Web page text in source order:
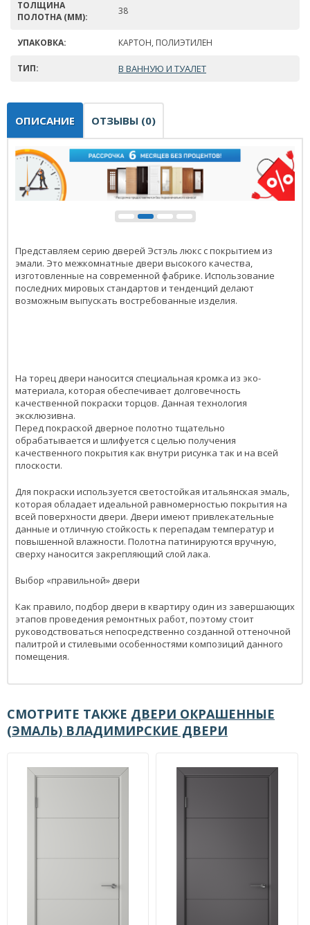
ТОЛЩИНА
ПОЛОТНА (ММ):
38
УПАКОВКА: КАРТОН, ПОЛИЭТИЛЕН
ТИП: В ВАННУЮ И ТУАЛЕТ
ОПИСАНИЕ ОТЗЫВЫ (0)
Представляем серию дверей Эстэль люкс с покрытием из
эмали. Это межкомнатные двери высокого качества,
изготовленные на современной фабрике. Использование
последних мировых стандартов и тенденций делают
возможным выпускать востребованные изделия.
На торец двери наносится специальная кромка из эко-
материала, которая обеспечивает долговечность
качественной покраски торцов. Данная технология
эксклюзивна.
Перед покраской дверное полотно тщательно
обрабатывается и шлифуется с целью получения
качественного покрытия как внутри рисунка так и на всей
плоскости.
Для покраски используется светостойкая итальянская эмаль,
которая обладает идеальной равномерностью покрытия на
всей поверхности двери. Двери имеют привлекательные
данные и отличную стойкость к перепадам температур и
повышенной влажности. Полотна патинируются вручную,
сверху наносится закрепляющий слой лака.
Выбор «правильной» двери
Как правило, подбор двери в квартиру один из завершающих
этапов проведения ремонтных работ, поэтому стоит
руководствоваться непосредственно созданной оттеночной
палитрой и стилевыми особенностями композиций данного
помещения.
СМОТРИТЕ ТАКЖЕ ДВЕРИ ОКРАШЕННЫЕ
(ЭМАЛЬ) ВЛАДИМИРСКИЕ ДВЕРИ